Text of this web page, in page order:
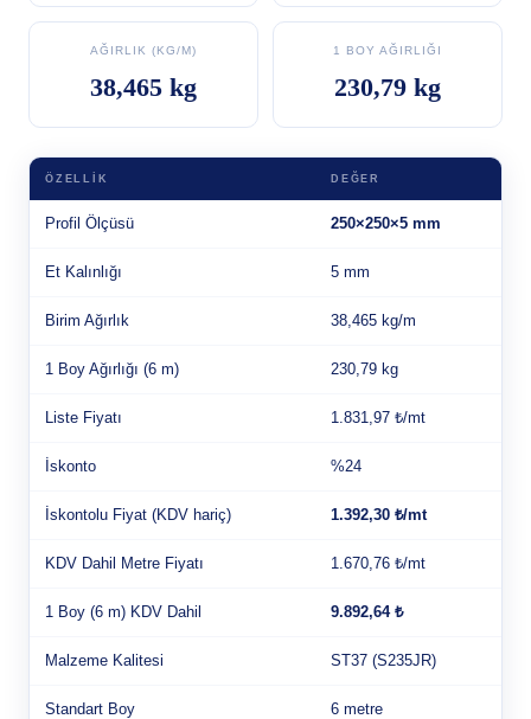
AĞIRLIK (KG/M)
38,465 kg
1 BOY AĞIRLIĞI
230,79 kg
ÖZELLIK DEĞER
Profil Ölçüsü 250×250×5 mm
Et Kalınlığı 5 mm
Birim Ağırlık 38,465 kg/m
1 Boy Ağırlığı (6 m) 230,79 kg
Liste Fiyatı 1.831,97 ₺/mt
İskonto %24
İskontolu Fiyat (KDV hariç) 1.392,30 ₺/mt
KDV Dahil Metre Fiyatı 1.670,76 ₺/mt
1 Boy (6 m) KDV Dahil 9.892,64 ₺
Malzeme Kalitesi ST37 (S235JR)
Standart Boy 6 metre